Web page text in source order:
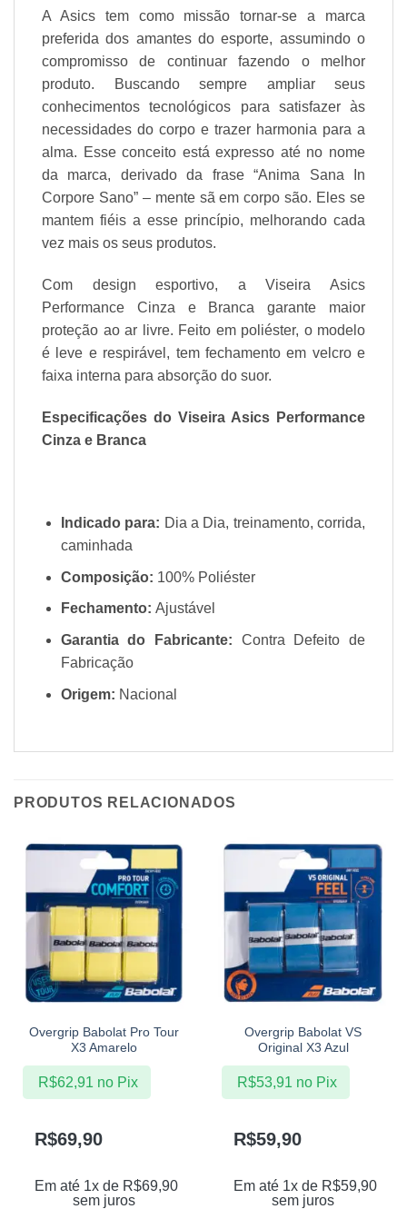
A Asics tem como missão tornar-se a marca
preferida dos amantes do esporte, assumindo o
compromisso de continuar fazendo o melhor
produto. Buscando sempre ampliar seus
conhecimentos tecnológicos para satisfazer às
necessidades do corpo e trazer harmonia para a
alma. Esse conceito está expresso até no nome
da marca, derivado da frase “Anima Sana In
Corpore Sano” – mente sã em corpo são. Eles se
mantem fiéis a esse princípio, melhorando cada
vez mais os seus produtos.
Com design esportivo, a Viseira Asics
Performance Cinza e Branca garante maior
proteção ao ar livre. Feito em poliéster, o modelo
é leve e respirável, tem fechamento em velcro e
faixa interna para absorção do suor.
Especificações do Viseira Asics Performance
Cinza e Branca
Indicado para: Dia a Dia, treinamento, corrida,
caminhada
Composição: 100% Poliéster
Fechamento: Ajustável
Garantia do Fabricante: Contra Defeito de
Fabricação
Origem: Nacional
PRODUTOS RELACIONADOS
Overgrip Babolat Pro Tour
X3 Amarelo
R$69,90
Em até 1x de R$69,90
sem juros
R$62,91 no Pix
Overgrip Babolat VS
Original X3 Azul
R$59,90
Em até 1x de R$59,90
sem juros
R$53,91 no Pix